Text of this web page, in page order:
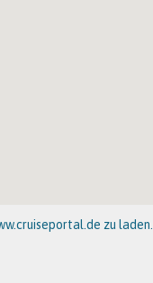
zu laden.